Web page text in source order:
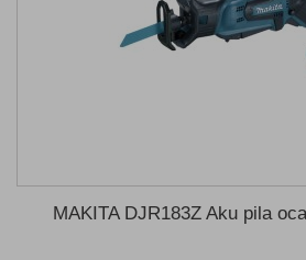
MAKITA DJR183Z Aku pila